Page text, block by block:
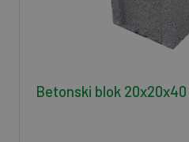
Betonski blok 20x20x40